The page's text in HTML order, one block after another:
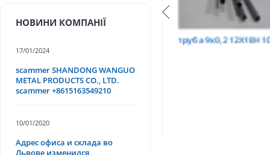
труба 75х1,5,
НОВИНИ КОМПАНІЇ
17/01/2024
scammer SHANDONG WANGUO
METAL PRODUCTS CO., LTD.
scammer +8615163549210
10/01/2020
Адрес офиса и склада во
Львове изменился